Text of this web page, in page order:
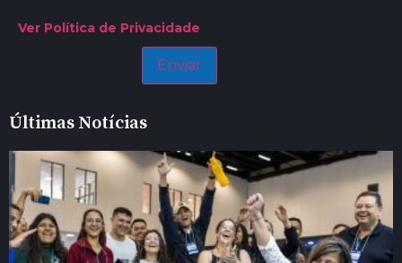
Ver Política de Privacidade
Últimas Notícias